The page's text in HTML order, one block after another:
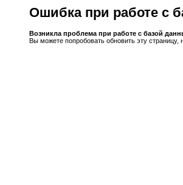
Ошибка при работе с
Возникла проблема при работе с базой
Вы можете попробовать обновить эту страницу,